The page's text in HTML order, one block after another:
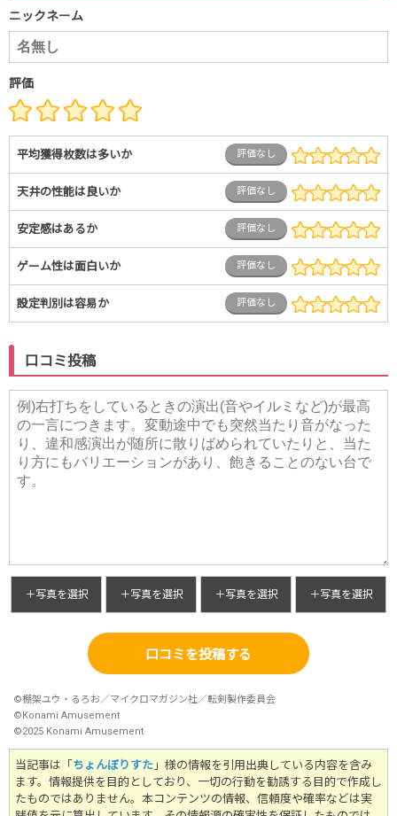
ニックネーム
評価
平均獲得枚数は多いか 評価なし
天井の性能は良いか 評価なし
安定感はあるか 評価なし
ゲーム性は面白いか 評価なし
設定判別は容易か 評価なし
口コミ投稿
＋写真を選択 ＋写真を選択 ＋写真を選択 ＋写真を選択
口コミを投稿する
©棚架ユウ・るろお／マイクロマガジン社／転剣製作委員会
© Konami Amusement
©2025 Konami Amusement
当記事は「 ちょんぼりすた 」様の情報を引用出典している内容を含み
ます。情報提供を目的としており、一切の行動を勧誘する目的で作成し
たものではありません。 本コンテンツの情報、信頼度や確率などは実